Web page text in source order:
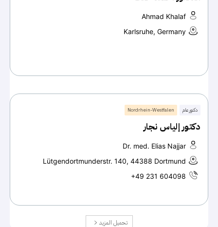
Ahmad Khalaf
Karlsruhe, Germany
دكتور عام Nordrhein-Westfalen
دكتور إلياس نجار
Dr. med. Elias Najjar
Lütgendortmunderstr. 140, 44388 Dortmund
+49 231 604098
تحميل المزيد